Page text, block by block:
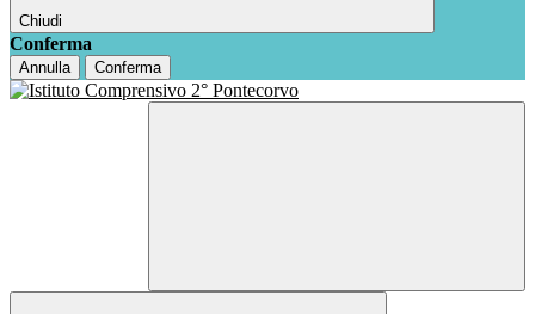
Chiudi
Conferma
Annulla Conferma